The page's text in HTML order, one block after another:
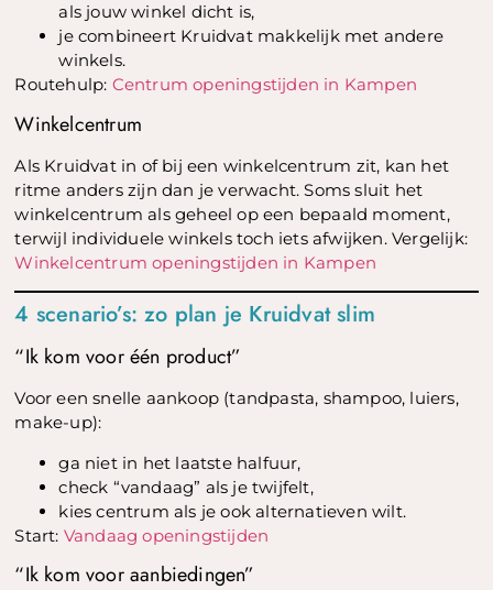
als jouw winkel dicht is,
je combineert Kruidvat makkelijk met andere
winkels.
Routehulp: Centrum openingstijden in Kampen
Winkelcentrum
Als Kruidvat in of bij een winkelcentrum zit, kan het
ritme anders zijn dan je verwacht. Soms sluit het
winkelcentrum als geheel op een bepaald moment,
terwijl individuele winkels toch iets afwijken. Vergelijk:
Winkelcentrum openingstijden in Kampen
4 scenario’s: zo plan je Kruidvat slim
“Ik kom voor één product”
Voor een snelle aankoop (tandpasta, shampoo, luiers,
make-up):
ga niet in het laatste halfuur,
check “vandaag” als je twijfelt,
kies centrum als je ook alternatieven wilt.
Start: Vandaag openingstijden
“Ik kom voor aanbiedingen”